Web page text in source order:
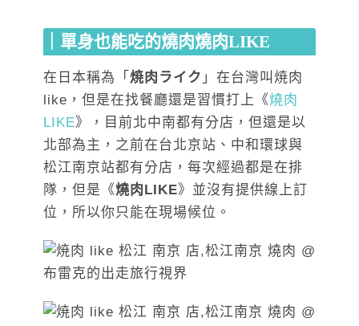
｜單身也能吃的燒肉燒肉LIKE
在日本稱為「 焼肉ライク 」在台灣叫焼肉
like，但是在找餐廳還是習慣打上《燒肉
LIKE》，目前北中南都有分店，但還是以
北部為主，之前在台北京站、中和環球與
松江南京站都有分店 ，每次經過都是在排
隊，但是《燒肉LIKE》並沒有提供線上訂
位，所以你只能在現場候位。